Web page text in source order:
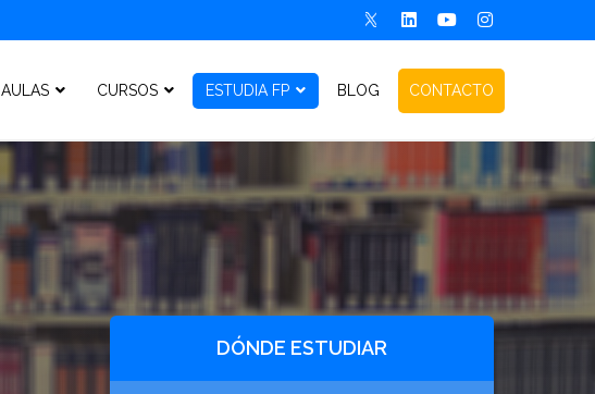
AULAS CURSOS ESTUDIA FP BLOG CONTACTO
DÓNDE ESTUDIAR